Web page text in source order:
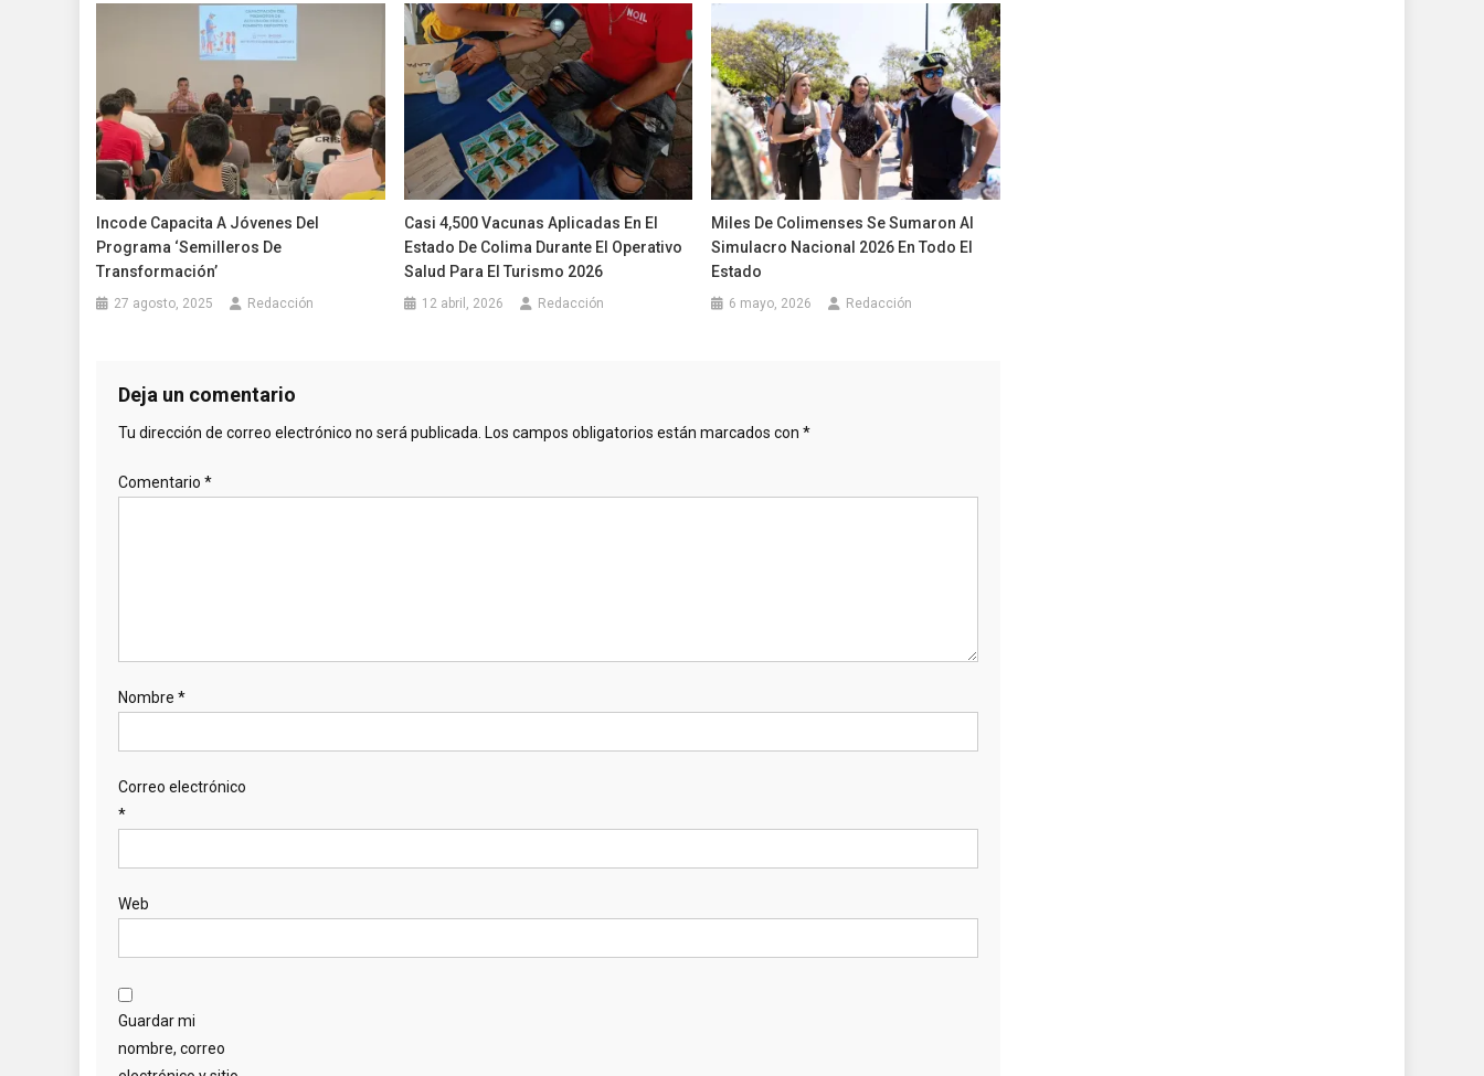
Incode Capacita A Jóvenes Del
Programa ‘Semilleros De
Transformación’
27 agosto, 2025 Redacción
Casi 4,500 Vacunas Aplicadas En El
Estado De Colima Durante El Operativo
Salud Para El Turismo 2026
12 abril, 2026 Redacción
Miles De Colimenses Se Sumaron Al
Simulacro Nacional 2026 En Todo El
Estado
6 mayo, 2026 Redacción
Deja un comentario
Tu dirección de correo electrónico no será publicada. Los campos obligatorios están marcados con *
Comentario *
Nombre *
Correo electrónico
*
Web
Guardar mi
nombre, correo